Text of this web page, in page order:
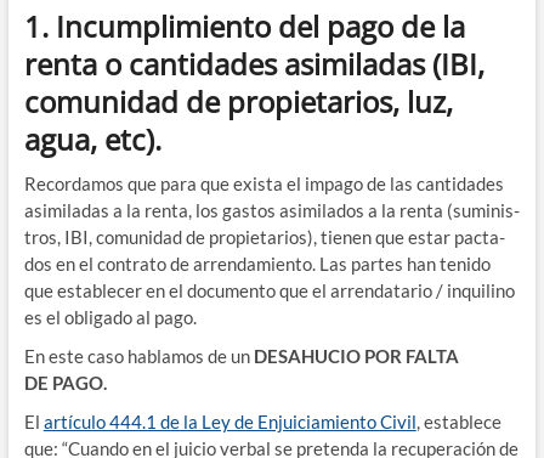
1. Incumplimiento del pago de la
renta o cantidades asimiladas (IBI,
comunidad de propietarios, luz,
agua, etc).
Recor­da­mos que para que exis­ta el impa­go de las can­ti­da­des
asi­mi­la­das a la ren­ta, los gas­tos asi­mi­la­dos a la ren­ta (sumi­nis­
tros, IBI, comu­ni­dad de pro­pie­ta­rios), tie­nen que estar pac­ta­
dos en el con­tra­to de arren­da­mien­to. Las par­tes han teni­do
que esta­ble­cer en el docu­men­to que el arren­da­ta­rio /​ inqui­lino
es el obli­ga­do al pago.
En este caso habla­mos de un DESAHUCIO POR FALTA
DE PAGO.
El artícu­lo 444.1 de la Ley de Enjui­cia­mien­to Civil, esta­ble­ce
que: “Cuan­do en el jui­cio ver­bal se pre­ten­da la recu­pe­ra­ción de